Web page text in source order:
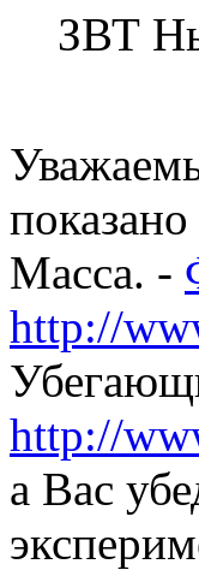
ЗВТ
Масса. -
http://
http://
а Вас